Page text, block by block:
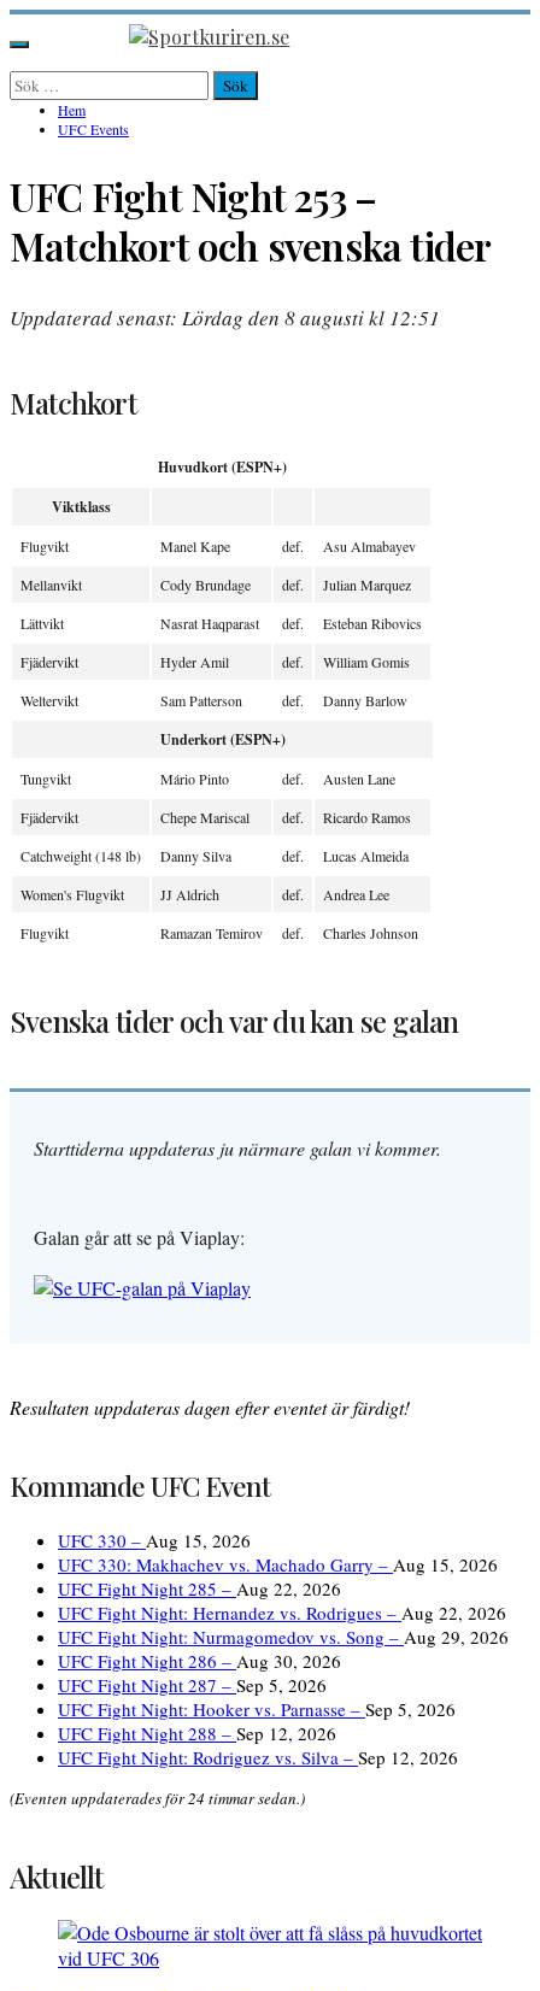
Hoppa
till
innehåll
Sportkuriren.se
Primär
meny
Sök
efter: Hem
UFC Events
UFC Fight Night 253 –
Matchkort och svenska tider
Uppdaterad senast: Lördag den 8 augusti kl 12:51
Matchkort
Huvudkort (ESPN+)
Viktklass
Flugvikt Manel Kape def.
Asu Almabayev
Mellanvikt
Cody Brundage def.
Julian Marquez
Lättvikt
Nasrat Haqparast def.
Esteban Ribovics
Fjädervikt
Hyder Amil def.
William Gomis
Weltervikt
Sam Patterson def. Danny Barlow
Underkort (ESPN+)
Tungvikt Mário Pinto def.
Austen Lane
Fjädervikt
Chepe Mariscal def.
Ricardo Ramos
Catchweight (148 lb)
Danny Silva def.
Lucas Almeida
Women's Flugvikt
JJ Aldrich def.
Andrea Lee
Flugvikt
Ramazan Temirov def. Charles Johnson
Svenska tider och var du kan se galan
Starttiderna uppdateras ju närmare galan vi kommer.
Galan går att se på Viaplay:
Resultaten uppdateras dagen efter eventet är färdigt!
Kommande UFC Event
UFC 330 – Aug 15, 2026
UFC 330: Makhachev vs. Machado Garry – Aug 15, 2026
UFC Fight Night 285 – Aug 22, 2026
UFC Fight Night: Hernandez vs. Rodrigues – Aug 22, 2026
UFC Fight Night: Nurmagomedov vs. Song – Aug 29, 2026
UFC Fight Night 286 – Aug 30, 2026
UFC Fight Night 287 – Sep 5, 2026
UFC Fight Night: Hooker vs. Parnasse – Sep 5, 2026
UFC Fight Night 288 – Sep 12, 2026
UFC Fight Night: Rodriguez vs. Silva – Sep 12, 2026
(Eventen uppdaterades för 24 timmar sedan.)
Aktuellt